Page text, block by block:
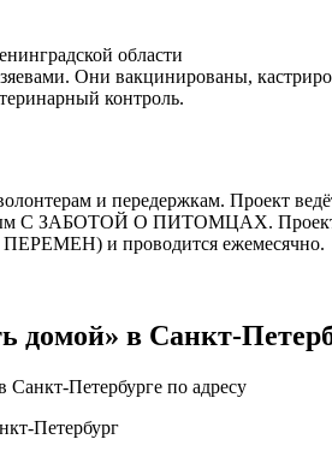
области
Они вакцинированы,
контроль.
и передержкам. Проект
С ЗАБОТОЙ О ПИТОМЦАХ.
ПЕРЕМЕН) и проводится ежемесячно.
домой» в Санкт-
Петербурге по адресу
Петербург